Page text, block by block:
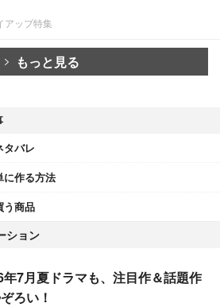
アップ特集
もっと見る
タバレ
に作る方法
う商品
ション
年7月夏ドラマも、注目作＆話題作
ろい！